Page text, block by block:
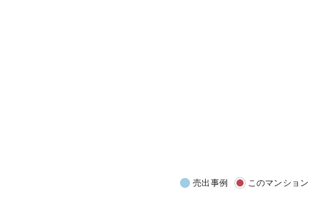
売出事例 このマンション